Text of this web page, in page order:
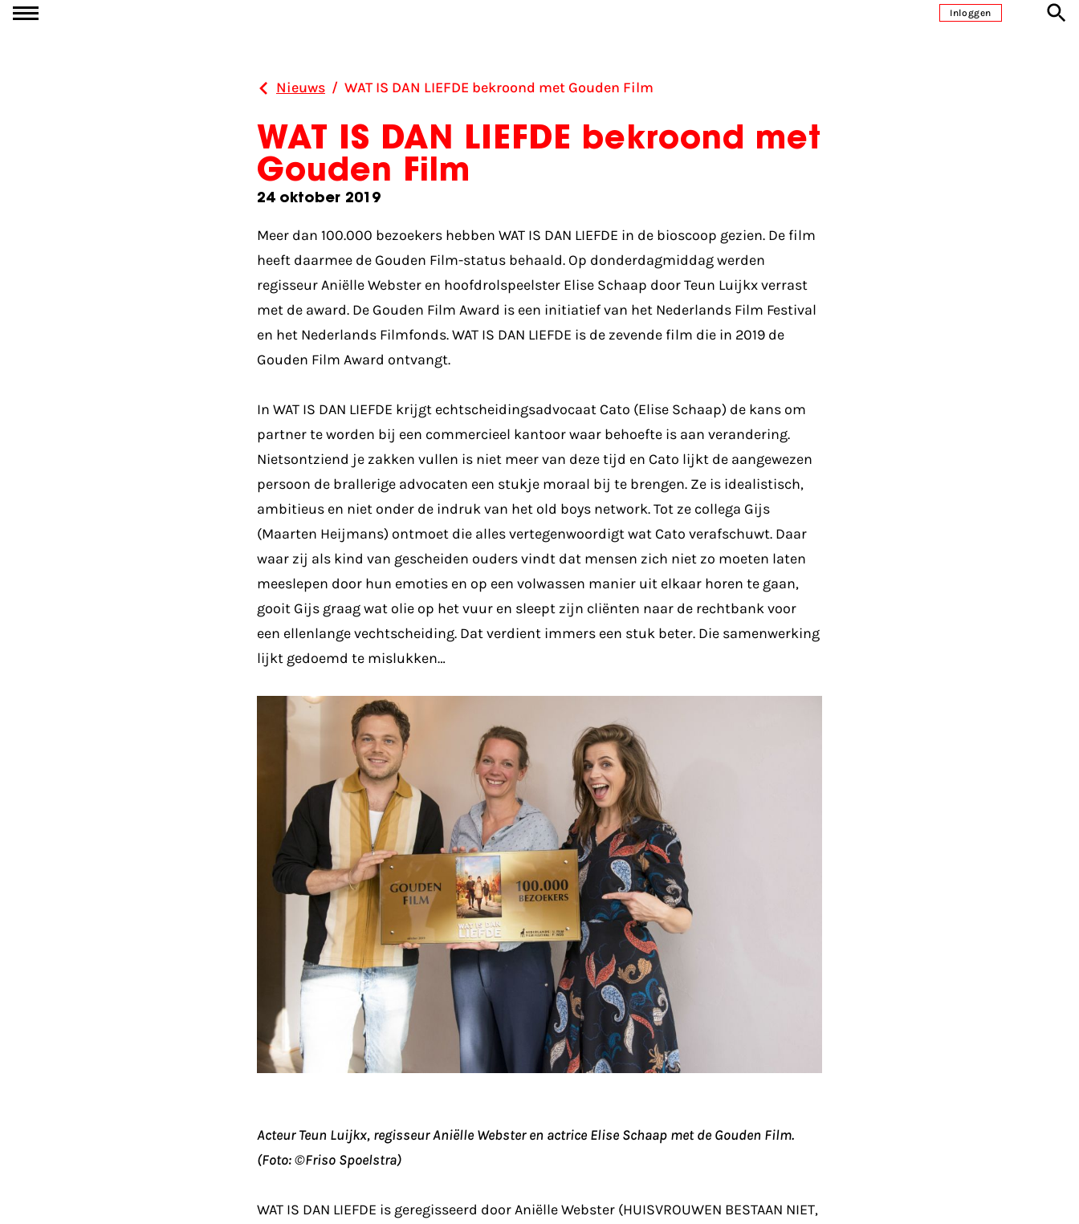
Ga naar inhoud Inloggen
Nieuws / WAT IS DAN LIEFDE bekroond met Gouden Film
WAT IS DAN LIEFDE bekroond met
Gouden Film
24 oktober 2019
Meer dan 100.000 bezoekers hebben WAT IS DAN LIEFDE in de bioscoop gezien. De film
heeft daarmee de Gouden Film-status behaald. Op donderdagmiddag werden
regisseur Aniëlle Webster en hoofdrolspeelster Elise Schaap door Teun Luijkx verrast
met de award. De Gouden Film Award is een initiatief van het Nederlands Film Festival
en het Nederlands Filmfonds. WAT IS DAN LIEFDE is de zevende film die in 2019 de
Gouden Film Award ontvangt.
In WAT IS DAN LIEFDE krijgt echtscheidingsadvocaat Cato (Elise Schaap) de kans om
partner te worden bij een commercieel kantoor waar behoefte is aan verandering.
Nietsontziend je zakken vullen is niet meer van deze tijd en Cato lijkt de aangewezen
persoon de brallerige advocaten een stukje moraal bij te brengen. Ze is idealistisch,
ambitieus en niet onder de indruk van het old boys network. Tot ze collega Gijs
(Maarten Heijmans) ontmoet die alles vertegenwoordigt wat Cato verafschuwt. Daar
waar zij als kind van gescheiden ouders vindt dat mensen zich niet zo moeten laten
meeslepen door hun emoties en op een volwassen manier uit elkaar horen te gaan,
gooit Gijs graag wat olie op het vuur en sleept zijn cliënten naar de rechtbank voor
een ellenlange vechtscheiding. Dat verdient immers een stuk beter. Die samenwerking
lijkt gedoemd te mislukken…
Acteur Teun Luijkx, regisseur Aniëlle Webster en actrice Elise Schaap met de Gouden Film.
(Foto: ©Friso Spoelstra)
WAT IS DAN LIEFDE is geregisseerd door Aniëlle Webster (HUISVROUWEN BESTAAN NIET,